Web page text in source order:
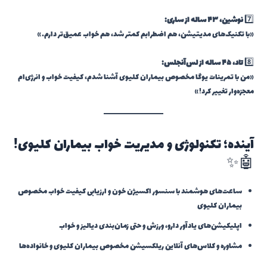
7️⃣نوشین، ۴۳ ساله از ساری:
«با تکنیک‌های مدیتیشن، هم اضطرابم کمتر شد، هم خواب عمیق‌تر دارم.»
8️⃣تاد، ۴۵ ساله از لس‌آنجلس:
«من با تمرینات یوگا مخصوص بیماران کلیوی آشنا شدم، کیفیت خواب و انرژی‌ام
معجزه‌وار تغییر کرد!»
آینده؛ تکنولوژی و مدیریت خواب بیماران کلیوی!
🤖✨
ساعت‌های هوشمند با سنسور اکسیژن خون و ارزیابی کیفیت خواب مخصوص
بیماران کلیوی
اپلیکیشن‌های یادآور دارو، ورزش و حتی زمان‌بندی دیالیز و خواب
مشاوره و کلاس‌های آنلاین ریلکسیشن مخصوص بیماران کلیوی و خانواده‌ها